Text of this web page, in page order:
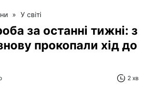
» У світі
за останні тижні: з
прокопали хід до
2 хв